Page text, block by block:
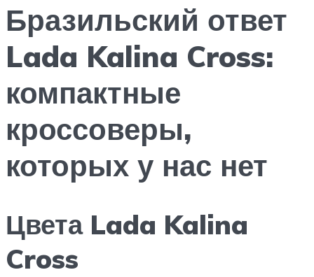
Бразильский ответ
Lada Kalina Cross:
компактные
кроссоверы,
которых у нас нет
Цвета Lada Kalina
Cross